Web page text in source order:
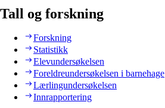
Tall og forskning
Forskning
Statistikk
Elevundersøkelsen
Foreldreundersøkelsen i barnehage
Lærlingundersøkelsen
Innrapportering